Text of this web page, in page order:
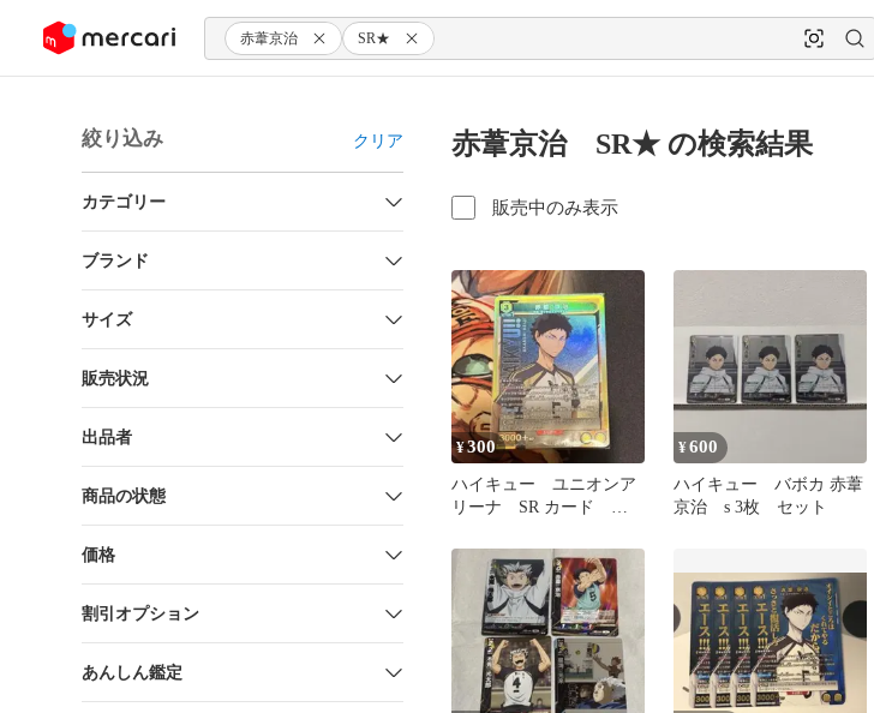
ツにスキップ 赤葦京治 SR★
絞り込み クリア
カテゴリー
ブランド
サイズ
販売状況
出品者
商品の状態
価格
割引オプション
あんしん鑑定
赤葦京治 SR★ の検索結果
販売中のみ表示
¥300
ハイキュー ユニオンア
リーナ SR カード 赤
¥600
ハイキュー バボカ 赤葦
京治 s 3枚 セット